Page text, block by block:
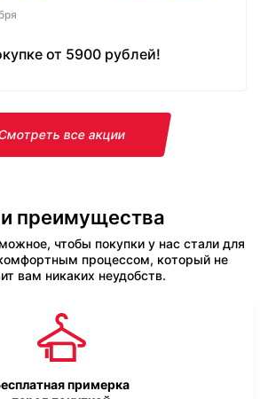
от 5900 рублей!
все акции
преимущества
чтобы покупки у нас стали для
процессом, который не
вам никаких неудобств.
примерка